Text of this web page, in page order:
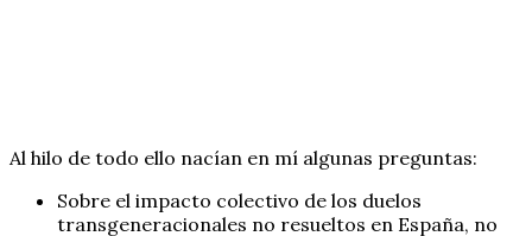
Al hilo de todo ello nacían en mí algunas preguntas:
Sobre el impacto colectivo de los duelos
transgeneracionales no resueltos en España, no